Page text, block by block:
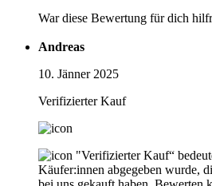
War diese Bewertung für dich
Andreas
10. Jänner 2025
Verifizierter Kauf
"Verifizierter Kauf“
Käufer:innen abgegeben wurde,